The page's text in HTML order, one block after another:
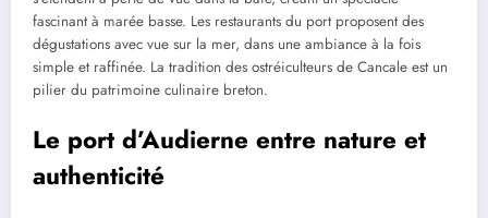
fascinant à marée basse. Les restaurants du port proposent des
dégustations avec vue sur la mer, dans une ambiance à la fois
simple et raffinée. La tradition des ostréiculteurs de Cancale est un
pilier du patrimoine culinaire breton.
Le port d’Audierne entre nature et
authenticité